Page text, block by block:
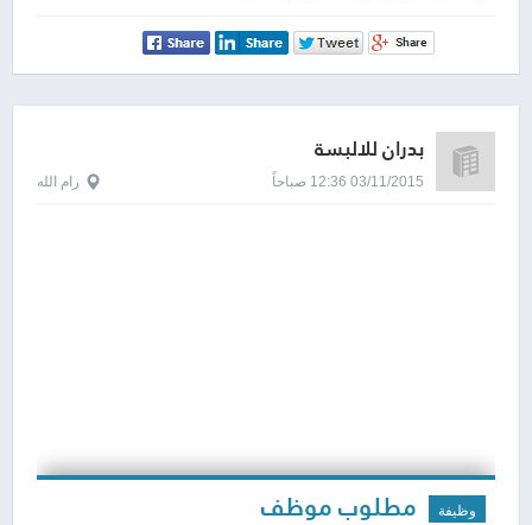
بدران للالبسة
03/11/2015 12:36 صباحاً رام الله
وظيفة مطلوب موظف